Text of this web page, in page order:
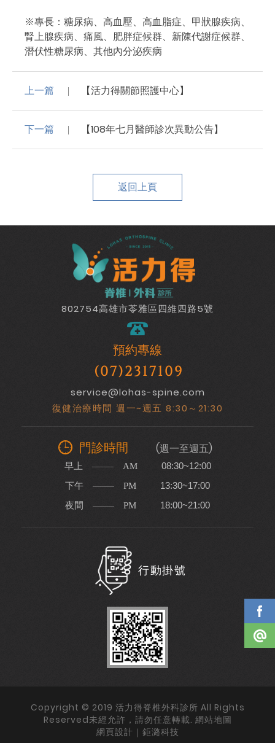
※專長：糖尿病、高血壓、高血脂症、甲狀腺疾病、
腎上腺疾病、痛風、肥胖症候群、新陳代謝症候群、
潛伏性糖尿病、其他內分泌疾病
上一篇 【活力得關節照護中心】
下一篇 【108年七月醫師診次異動公告】
返回上頁
802754高雄市苓雅區四維四路5號
預約專線
(07)2317109
service@lohas-spine.com
復健治療時間 週一~週五 8:30～21:30
門診時間 (週一至週五)
早上 AM 08:30~12:00
下午 PM 13:30~17:00
夜間 PM 18:00~21:00
行動掛號
Copyright © 2019 活力得脊椎外科診所 All Rights
Reserved未經允許，請勿任意轉載. 網站地圖
網頁設計｜鉅潞科技